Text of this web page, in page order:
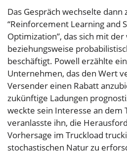
Das Gespräch wechselte dann
“Reinforcement Learning and
Optimization”, das sich mit
beziehungsweise
beschäftigt. Powell erzählte
Unternehmen, das den Wert
Versender einen Rabatt
zukünftige Ladungen
weckte sein Interesse an dem
veranlasste ihn, die
Vorhersage im Truckload
stochastischen Natur zu